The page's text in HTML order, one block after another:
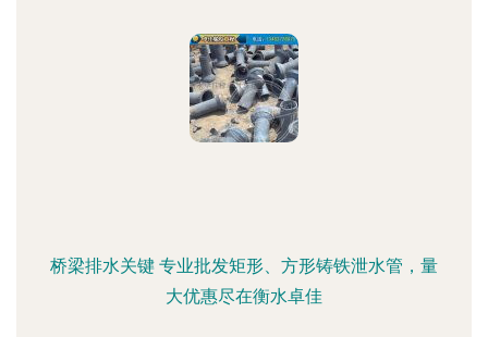
桥梁排水关键 专业批发矩形、方形铸铁泄水管，量
大优惠尽在衡水卓佳